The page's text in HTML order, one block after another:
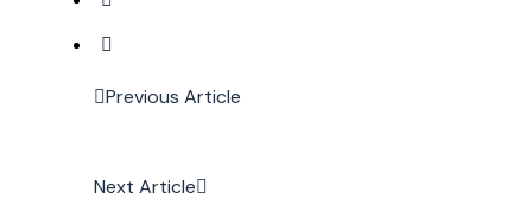
Previous Article
Next Article